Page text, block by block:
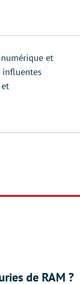
et
influentes
et
de RAM ?